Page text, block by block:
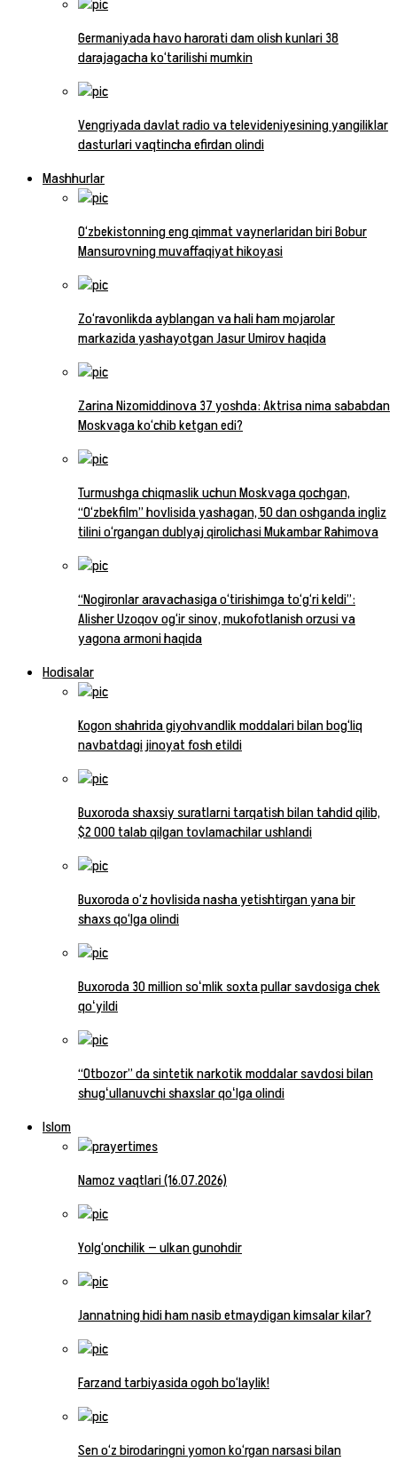
Germaniyada havo harorati dam olish kunlari 38
darajagacha ko‘tarilishi mumkin
Vengriyada davlat radio va televideniyesining yangiliklar
dasturlari vaqtincha efirdan olindi
Mashhurlar
O‘zbekistonning eng qimmat vaynerlaridan biri Bobur
Mansurovning muvaffaqiyat hikoyasi
Zo‘ravonlikda ayblangan va hali ham mojarolar
markazida yashayotgan Jasur Umirov haqida
Zarina Nizomiddinova 37 yoshda: Aktrisa nima sababdan
Moskvaga ko‘chib ketgan edi?
Turmushga chiqmaslik uchun Moskvaga qochgan,
“O‘zbekfilm” hovlisida yashagan, 50 dan oshganda ingliz
tilini o‘rgangan dublyaj qirolichasi Mukambar Rahimova
“Nogironlar aravachasiga o‘tirishimga to‘g‘ri keldi”:
Alisher Uzoqov og‘ir sinov, mukofotlanish orzusi va
yagona armoni haqida
Hodisalar
Kogon shahrida giyohvandlik moddalari bilan bog‘liq
navbatdagi jinoyat fosh etildi
Buxoroda shaxsiy suratlarni tarqatish bilan tahdid qilib,
$2 000 talab qilgan tovlamachilar ushlandi
Buxoroda o‘z hovlisida nasha yetishtirgan yana bir
shaxs qo‘lga olindi
Buxoroda 30 million soʻmlik soxta pullar savdosiga chek
qoʻyildi
“Otbozor” da sintetik narkotik moddalar savdosi bilan
shugʻullanuvchi shaxslar qoʻlga olindi
Islom
Namoz vaqtlari (16.07.2026)
Yolg‘onchilik — ulkan gunohdir
Jannatning hidi ham nasib etmaydigan kimsalar kilar?
Farzand tarbiyasida ogoh bo‘laylik!
Sen o‘z birodaringni yomon ko‘rgan narsasi bilan